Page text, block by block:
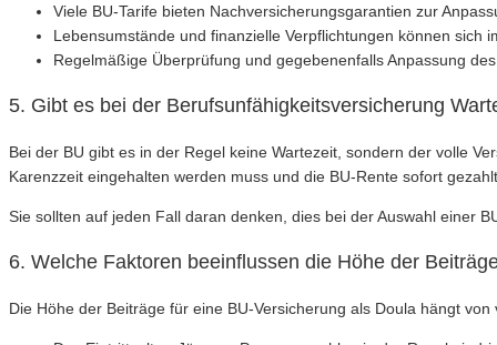
Viele BU-Tarife bieten Nachversicherungsgarantien zur
Lebensumstände und finanzielle Verpflichtungen können sich
Regelmäßige Überprüfung und gegebenenfalls Anpassung
5. Gibt es bei der Berufsunfähigkeitsversicherung
Bei der BU gibt es in der Regel keine Wartezeit, sondern der volle
Karenzzeit eingehalten werden muss und die BU-Rente sofort
Sie sollten auf jeden Fall daran denken, dies bei der Auswahl einer
6. Welche Faktoren beeinflussen die Höhe der
Die Höhe der Beiträge für eine BU-Versicherung als Doula hängt